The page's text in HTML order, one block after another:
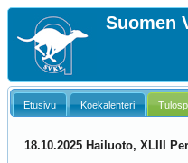
Suomen
Etusivu Koekalenteri
18.10.2025 Hailuoto, XLIII